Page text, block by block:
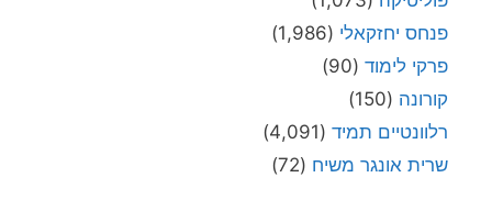
פנחס יחזקאלי (1,986)
פרקי לימוד (90)
קורונה (150)
רלוונטיים תמיד (4,091)
שרית אונגר משיח (72)